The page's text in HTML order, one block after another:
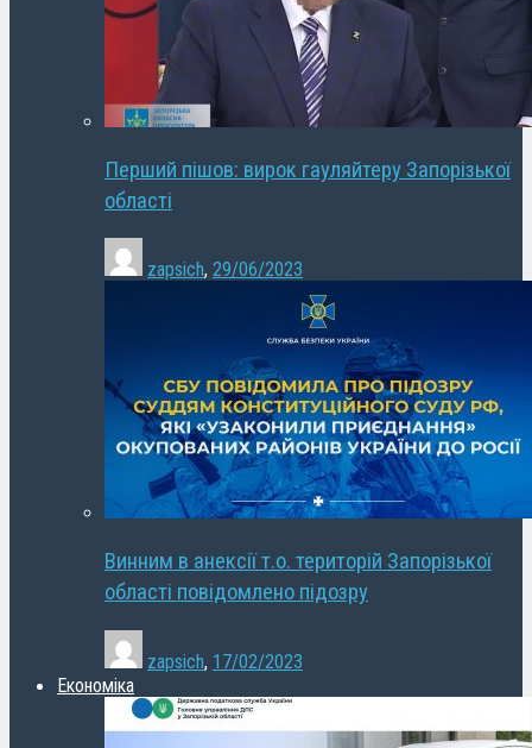
Перший пішов: вирок гауляйтеру Запорізької
області
zapsich, 29/06/2023
Винним в анексії т.о. територій Запорізької
області повідомлено підозру
zapsich, 17/02/2023
Економіка